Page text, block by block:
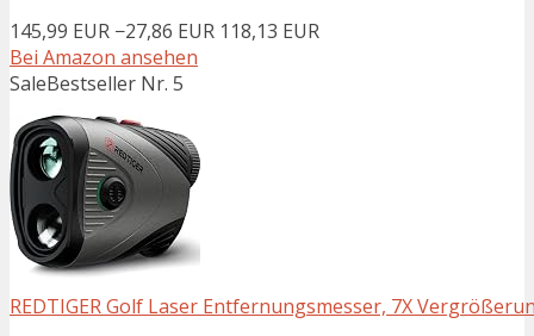
145,99 EUR −27,86 EUR 118,13 EUR
Bei Amazon ansehen
SaleBestseller Nr. 5
REDTIGER Golf Laser Entfernungsmesser, 7X